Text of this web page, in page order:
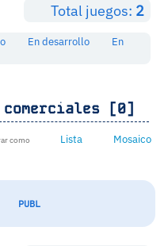
Total juegos: 2
En desarrollo
En
comerciales [0]
como Lista Mosaico
PUBL